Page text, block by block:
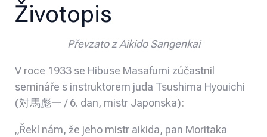
Životopis
Převzato z Aikido Sangenkai
V roce 1933 se Hibuse Masafumi zúčastnil
semináře s instruktorem juda Tsushima Hyouichi
(対馬彪一 / 6. dan, mistr Japonska):
„Řekl nám, že jeho mistr aikida, pan Moritaka